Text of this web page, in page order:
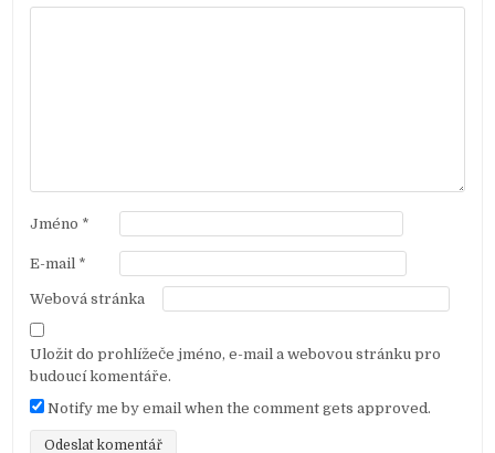
Jméno *
E-mail *
Webová stránka
Uložit do prohlížeče jméno, e-mail a webovou stránku pro
budoucí komentáře.
Notify me by email when the comment gets approved.